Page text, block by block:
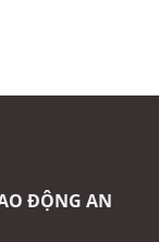
ĐỘNG AN